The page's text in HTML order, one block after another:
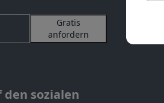
Gratis
anfordern
den sozialen